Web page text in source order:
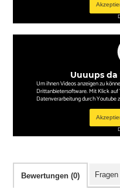
Uuuups
Um ihnen Videos anzeigen zu
Drittanbietersoftware. Mit Klick
Datenverarbeitung durch Youtube
Bewertungen (0)